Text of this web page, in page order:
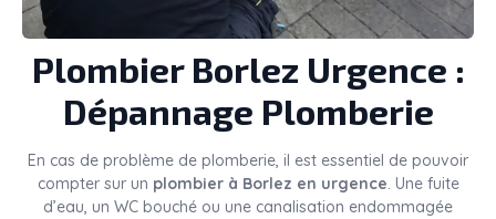
Plombier Borlez Urgence :
Dépannage Plomberie
En cas de problème de plomberie, il est essentiel de pouvoir
compter sur un plombier à Borlez en urgence. Une fuite
d’eau, un WC bouché ou une canalisation endommagée